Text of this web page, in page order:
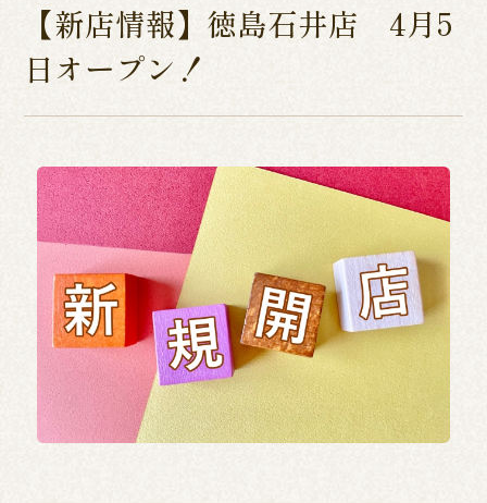
【新店情報】徳島石井店 4月5
日オープン！